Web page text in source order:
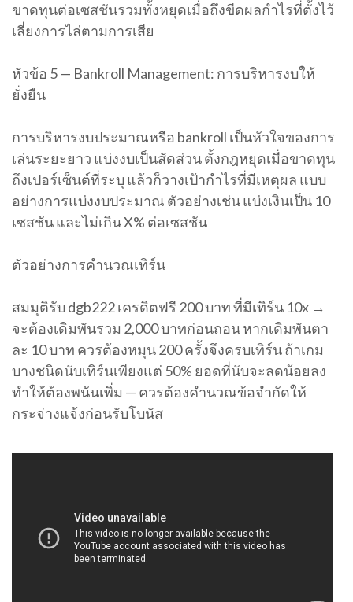
ขาดทุนต่อเซสชันรวมทั้งหยุดเมื่อถึงขีดผลกำไรที่ตั้งไว้
เลี่ยงการไล่ตามการเสีย
หัวข้อ 5 — Bankroll Management: การบริหารงบให้
ยั่งยืน
การบริหารงบประมาณหรือ bankroll เป็นหัวใจของการ
เล่นระยะยาว แบ่งงบเป็นสัดส่วน ตั้งกฎหยุดเมื่อขาดทุน
ถึงเปอร์เซ็นต์ที่ระบุ แล้วก็วางเป้ากำไรที่มีเหตุผล แบบ
อย่างการแบ่งงบประมาณ ตัวอย่างเช่น แบ่งเงินเป็น 10
เซสชัน และไม่เกิน X% ต่อเซสชัน
ตัวอย่างการคำนวณเทิร์น
สมมุติรับ dgb222 เครดิตฟรี 200 บาท ที่มีเทิร์น 10x →
จะต้องเดิมพันรวม 2,000 บาทก่อนถอน หากเดิมพันตา
ละ 10 บาท ควรต้องหมุน 200 ครั้งจึงครบเทิร์น ถ้าเกม
บางชนิดนับเทิร์นเพียงแต่ 50% ยอดที่นับจะลดน้อยลง
ทำให้ต้องพนันเพิ่ม — ควรต้องคำนวณข้อจำกัดให้
กระจ่างแจ้งก่อนรับโบนัส